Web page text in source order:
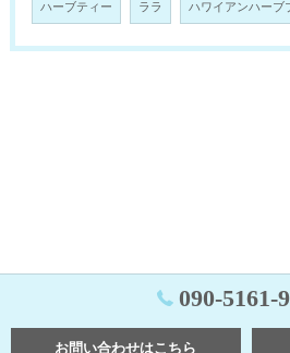
ハーブティー ララ ハワイアンハーブ
090-5161-
お問い合わせはこちら